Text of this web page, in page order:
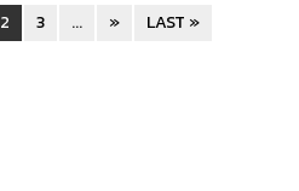
2 3 ... » LAST »